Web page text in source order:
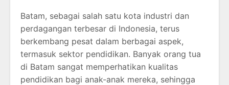
Batam, sebagai salah satu kota industri dan
perdagangan terbesar di Indonesia, terus
berkembang pesat dalam berbagai aspek,
termasuk sektor pendidikan. Banyak orang tua
di Batam sangat memperhatikan kualitas
pendidikan bagi anak-anak mereka, sehingga